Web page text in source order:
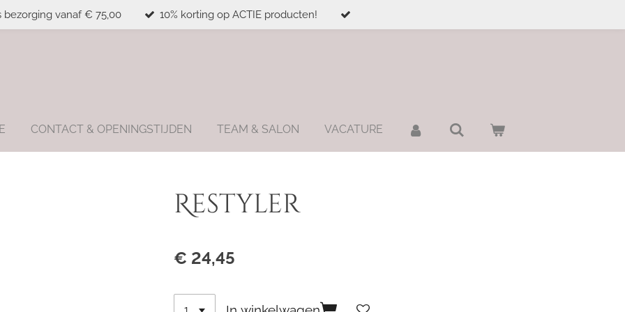
bezorging vanaf € 75,00 10% korting op ACTIE producten!
CONTACT & OPENINGSTIJDEN TEAM & SALON VACATURE
Restyler
€ 24,45